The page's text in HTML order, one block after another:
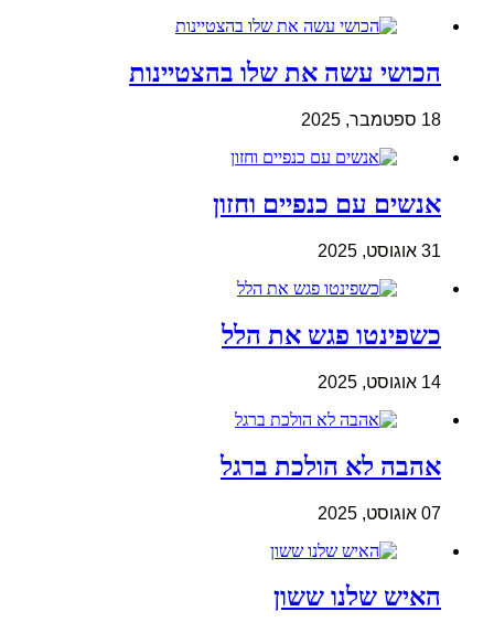
הכושי עשה את שלו בהצטיינות
18 ספטמבר, 2025
אנשים עם כנפיים וחזון
31 אוגוסט, 2025
כשפינטו פגש את הלל
14 אוגוסט, 2025
אהבה לא הולכת ברגל
07 אוגוסט, 2025
האיש שלנו ששון